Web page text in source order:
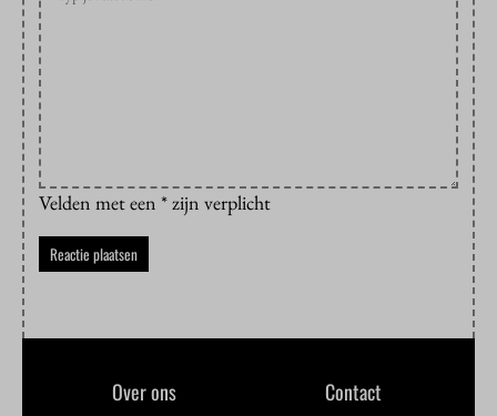
Velden met een * zijn verplicht
Over ons Contact